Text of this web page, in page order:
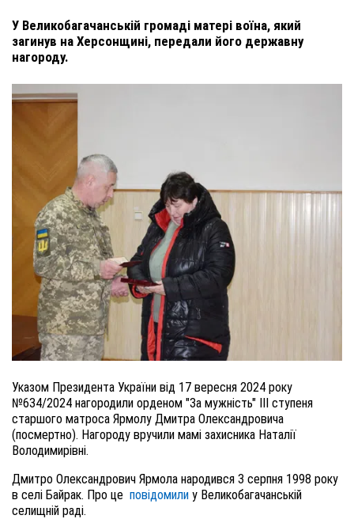
У Великобагачанській громаді матері воїна, який
загинув на Херсонщині, передали його державну
нагороду.
Указом Президента України від 17 вересня 2024 року
№634/2024 нагородили орденом "За мужність" III ступеня
старшого матроса Ярмолу Дмитра Олександровича
(посмертно). Нагороду вручили мамі захисника Наталії
Володимирівні.
Дмитро Олександрович Ярмола народився 3 серпня 1998 року
в селі Байрак. Про це повідомили у Великобагачанській
селищній раді.